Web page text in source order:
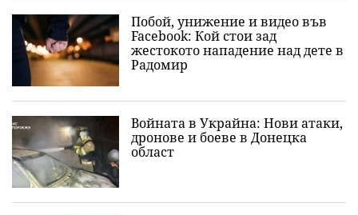
Побой, унижение и видео във
Facebook: Кой стои зад
жестокото нападение над дете в
Радомир
Войната в Украйна: Нови атаки,
дронове и боеве в Донецка
област